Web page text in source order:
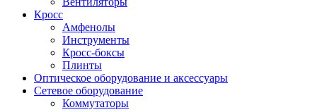
Кросс
Амфенолы
Инструменты
Кросс-боксы
Плинты
Оптическое оборудование и аксессуары
Сетевое оборудование
Коммутаторы